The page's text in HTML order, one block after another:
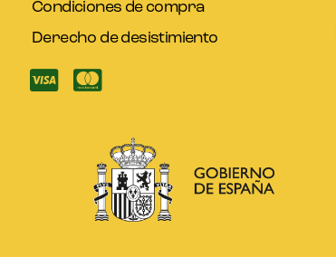
Condiciones de compra
Derecho de desistimiento